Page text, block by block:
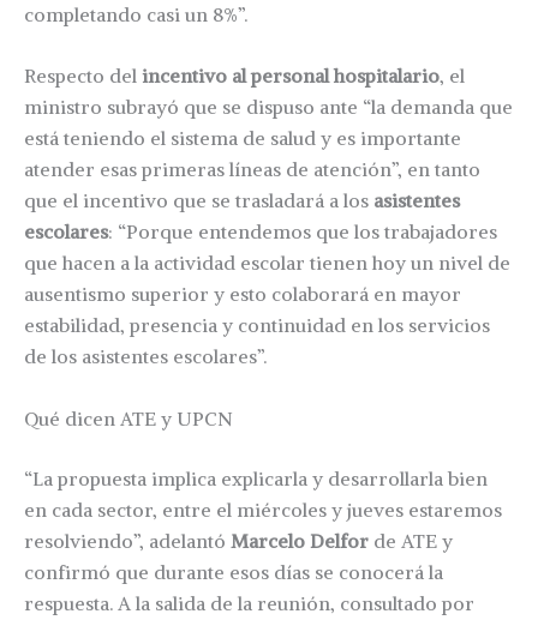
completando casi un 8%”.
Respecto del incentivo al personal hospitalario, el
ministro subrayó que se dispuso ante “la demanda que
está teniendo el sistema de salud y es importante
atender esas primeras líneas de atención”, en tanto
que el incentivo que se trasladará a los asistentes
escolares: “Porque entendemos que los trabajadores
que hacen a la actividad escolar tienen hoy un nivel de
ausentismo superior y esto colaborará en mayor
estabilidad, presencia y continuidad en los servicios
de los asistentes escolares”.
Qué dicen ATE y UPCN
“La propuesta implica explicarla y desarrollarla bien
en cada sector, entre el miércoles y jueves estaremos
resolviendo”, adelantó Marcelo Delfor de ATE y
confirmó que durante esos días se conocerá la
respuesta. A la salida de la reunión, consultado por